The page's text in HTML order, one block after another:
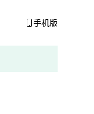
手机版